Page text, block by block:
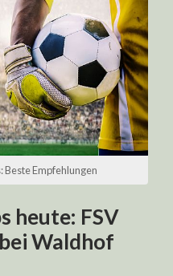
Beste Empfehlungen
heute: FSV
Waldhof